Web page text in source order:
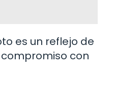
es un reflejo de
con